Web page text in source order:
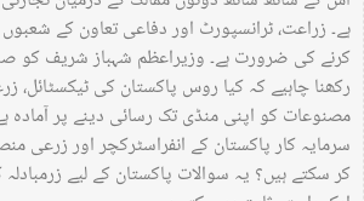
ہے۔ زراعت، ٹرانسپورٹ اور دفاعی تعاون کے شعبوں
کرنے کی ضرورت ہے۔ وزیراعظم شہباز شریف کو
رکھنا چاہیے کہ کیا روس پاکستان کی ٹیکسٹائل،
مصنوعات کو اپنی منڈی تک رسائی دینے پر آمادہ
سرمایہ کار پاکستان کے انفراسٹرکچر اور زرعی
کر سکتے ہیں؟ یہ سوالات پاکستان کے لیے زرمبادلہ